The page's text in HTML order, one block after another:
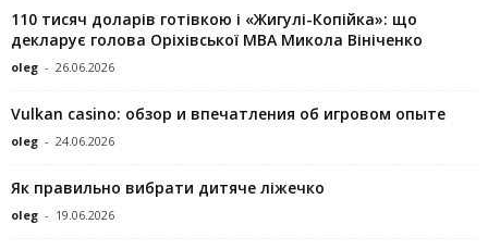
110 тисяч доларів готівкою і «Жигулі-Копійка»: що
декларує голова Оріхівської МВА Микола Вініченко
oleg - 26.06.2026
Vulkan casino: обзор и впечатления об игровом опыте
oleg - 24.06.2026
Як правильно вибрати дитяче ліжечко
oleg - 19.06.2026